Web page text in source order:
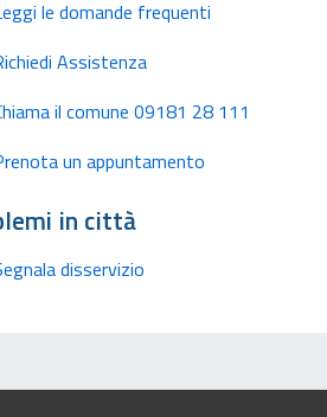
le domande frequenti
Assistenza
il comune 09181 28 111
un appuntamento
in città
disservizio